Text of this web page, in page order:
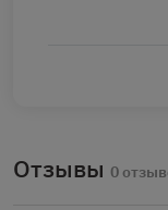
Отзывы 0